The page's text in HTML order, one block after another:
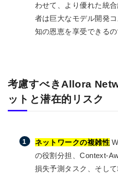
わせて、より優れた統
者は巨大なモデル開発
知の恩恵を享受できるの
考慮すべきAllora
ットと潜在的リスク
ネットワークの複雑性
の役割分担、Context-
損失予測タスク、そし